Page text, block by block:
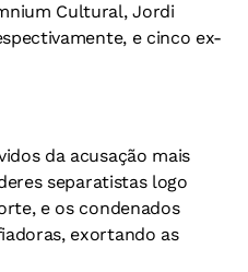
Cultural, Jordi
e cinco ex-
da acusação mais
separatistas logo
e os condenados
exortando as